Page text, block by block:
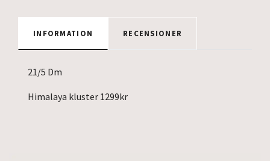
INFORMATION RECENSIONER
21/5 Dm
Himalaya kluster 1299kr